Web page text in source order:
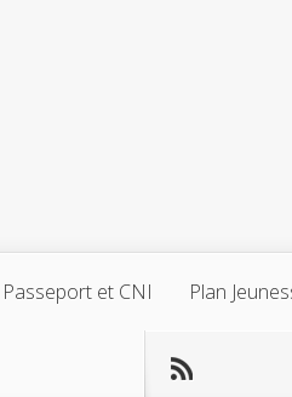
Passeport et CNI Plan